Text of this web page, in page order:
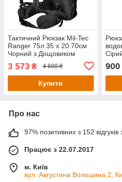
Тактичний Рюкзак Mil-Tec
Ranger 75л 35 х 20 70см
Чорний з Дощовиком
3 573 ₴ 4 600 ₴
Купити
900
Про нас
97% позитивних з 152 відгуків
Працює з 22.07.2017
м. Київ
вул. Августина Волошина 2,